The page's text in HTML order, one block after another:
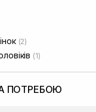
(2)
(1)
ПОТРЕБОЮ